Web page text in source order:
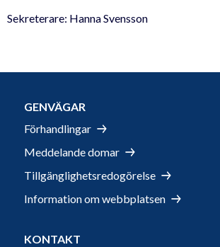
Sekreterare: Hanna Svensson
GENVÄGAR
Förhandlingar
Meddelande domar
Tillgänglighetsredogörelse
Information om webbplatsen
KONTAKT